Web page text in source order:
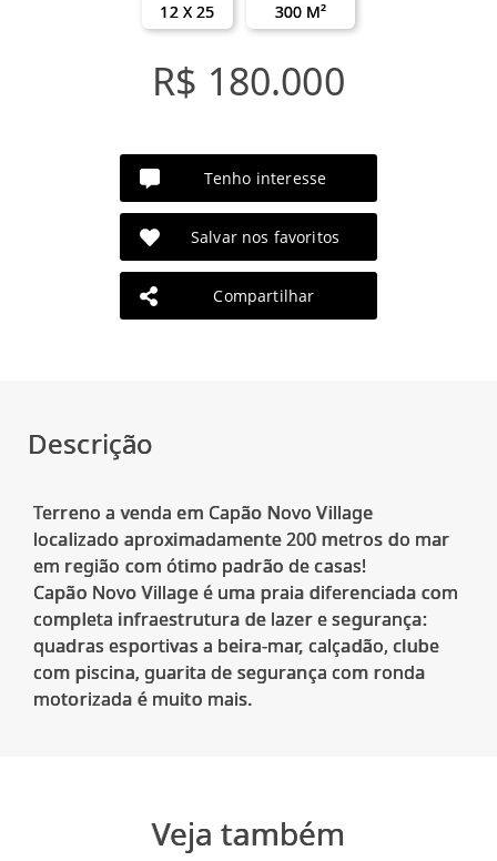
12 X 25 300 M²
R$ 180.000
Tenho interesse
Salvar nos favoritos
Compartilhar
Descrição
Terreno a venda em Capão Novo Village
localizado aproximadamente 200 metros do mar
em região com ótimo padrão de casas!
Capão Novo Village é uma praia diferenciada com
completa infraestrutura de lazer e segurança:
quadras esportivas a beira-mar, calçadão, clube
com piscina, guarita de segurança com ronda
Veja também